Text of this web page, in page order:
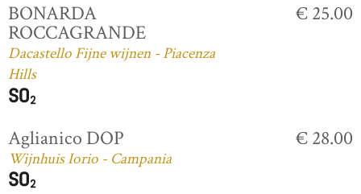
BONARDA
ROCCAGRANDE
Dacastello Fijne wijnen - Piacenza
Hills
€ 25.00
Aglianico DOP
Wijnhuis Iorio - Campania
€ 28.00